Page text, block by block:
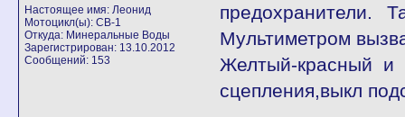
Настоящее имя: Леонид
Мотоцикл(ы): СВ-1
Откуда: Минеральные Воды
Зарегистрирован: 13.10.2012
Сообщений: 153
предохранители.
Мультиметром
Желтый-красный и
сцепления,выкл